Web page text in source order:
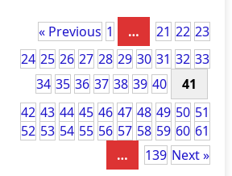
« Previous 1 … 21 22 23
24 25 26 27 28 29 30 31 32 33
34 35 36 37 38 39 40
41
42 43 44 45 46 47 48 49 50 51
52 53 54 55 56 57 58 59 60 61
…
139 Next »